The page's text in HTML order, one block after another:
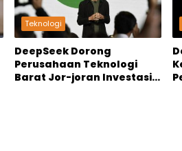
Teknologi
DeepSeek Dorong
Perusahaan Teknologi
Barat Jor-joran Investasi